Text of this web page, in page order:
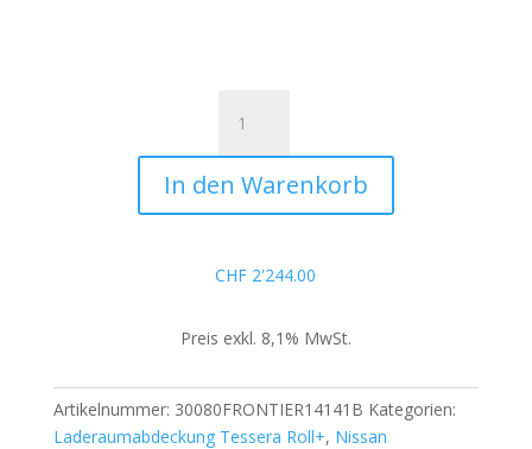
Roll+
Basic/Manual
für
Nissan
2022+
In den Warenkorb
CHF 2'244.00
Preis exkl. 8,1% MwSt.
Artikelnummer: 30080FRONTIER14141B Kategorien:
Laderaumabdeckung Tessera Roll+, Nissan